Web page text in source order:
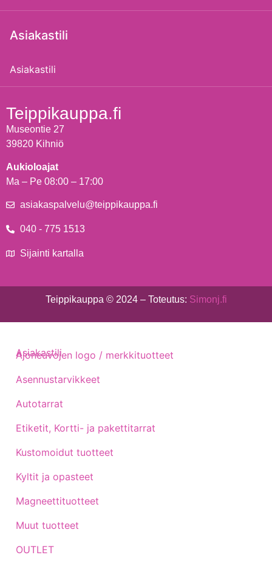
Asiakastili
Asiakastili
Teippikauppa.fi
Museontie 27
39820 Kihniö
Aukioloajat
Ma – Pe 08:00 – 17:00
asiakaspalvelu@teippikauppa.fi
040 - 775 1513
Sijainti kartalla
Teippikauppa © 2024 – Toteutus: Simonj.fi
Ajoneuvojen logo / merkkituotteet
Asennustarvikkeet
Autotarrat
Etiketit, Kortti- ja pakettitarrat
Kustomoidut tuotteet
Kyltit ja opasteet
Magneettituotteet
Muut tuotteet
OUTLET
Asiakastili